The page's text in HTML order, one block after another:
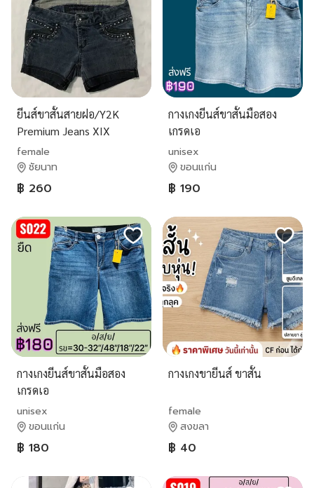
ยีนส์ขาสั้นสายฝอ/Y2K
Premium Jeans XIX
female
ชัยนาท
฿ 260
กางเกงยีนส์ขาสั้นมือสอง
เกรดเอ
unisex
ขอนแก่น
฿ 190
กางเกงยีนส์ขาสั้นมือสอง
เกรดเอ
unisex
ขอนแก่น
฿ 180
กางเกงขายีนส์ ขาสั้น
female
สงขลา
฿ 40